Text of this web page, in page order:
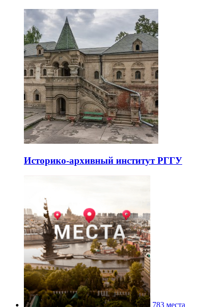
Историко-архивный институт РГГУ
783 места